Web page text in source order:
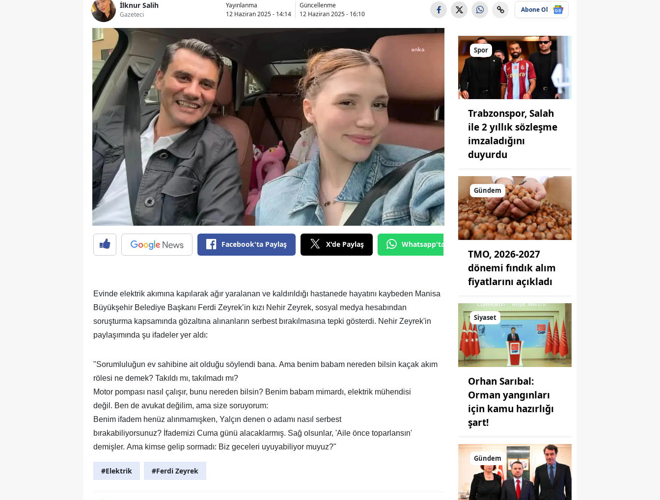
İlknur Salih
Gazeteci
Yayınlanma
12 Haziran 2025 - 14:14
Güncellenme
12 Haziran 2025 - 16:10
Abone Ol
Facebook'ta Paylaş X'de Paylaş Whatsapp'tan Gönder
Evinde elektrik akımına kapılarak ağır yaralanan ve kaldırıldığı hastanede hayatını kaybeden Manisa
Büyükşehir Belediye Başkanı Ferdi Zeyrek’in kızı Nehir Zeyrek, sosyal medya hesabından
soruşturma kapsamında gözaltına alınanların serbest bırakılmasına tepki gösterdi. Nehir Zeyrek'in
paylaşımında şu ifadeler yer aldı:
"Sorumluluğun ev sahibine ait olduğu söylendi bana. Ama benim babam nereden bilsin kaçak akım
rölesi ne demek? Takıldı mı, takılmadı mı?
Motor pompası nasıl çalışır, bunu nereden bilsin? Benim babam mimardı, elektrik mühendisi
değil. Ben de avukat değilim, ama size soruyorum:
Benim ifadem henüz alınmamışken, Yalçın denen o adamı nasıl serbest
bırakabiliyorsunuz? İfademizi Cuma günü alacaklarmış. Sağ olsunlar, 'Aile önce toparlansın'
demişler. Ama kimse gelip sormadı: Biz geceleri uyuyabiliyor muyuz?"
#Elektrik #Ferdi Zeyrek
Spor
Trabzonspor, Salah
ile 2 yıllık sözleşme
imzaladığını
duyurdu
Gündem
TMO, 2026-2027
dönemi fındık alım
fiyatlarını açıkladı
Siyaset
Orhan Sarıbal:
Orman yangınları
için kamu hazırlığı
şart!
Gündem